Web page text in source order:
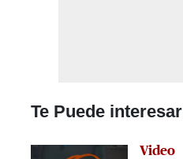
Te Puede interesar
Video